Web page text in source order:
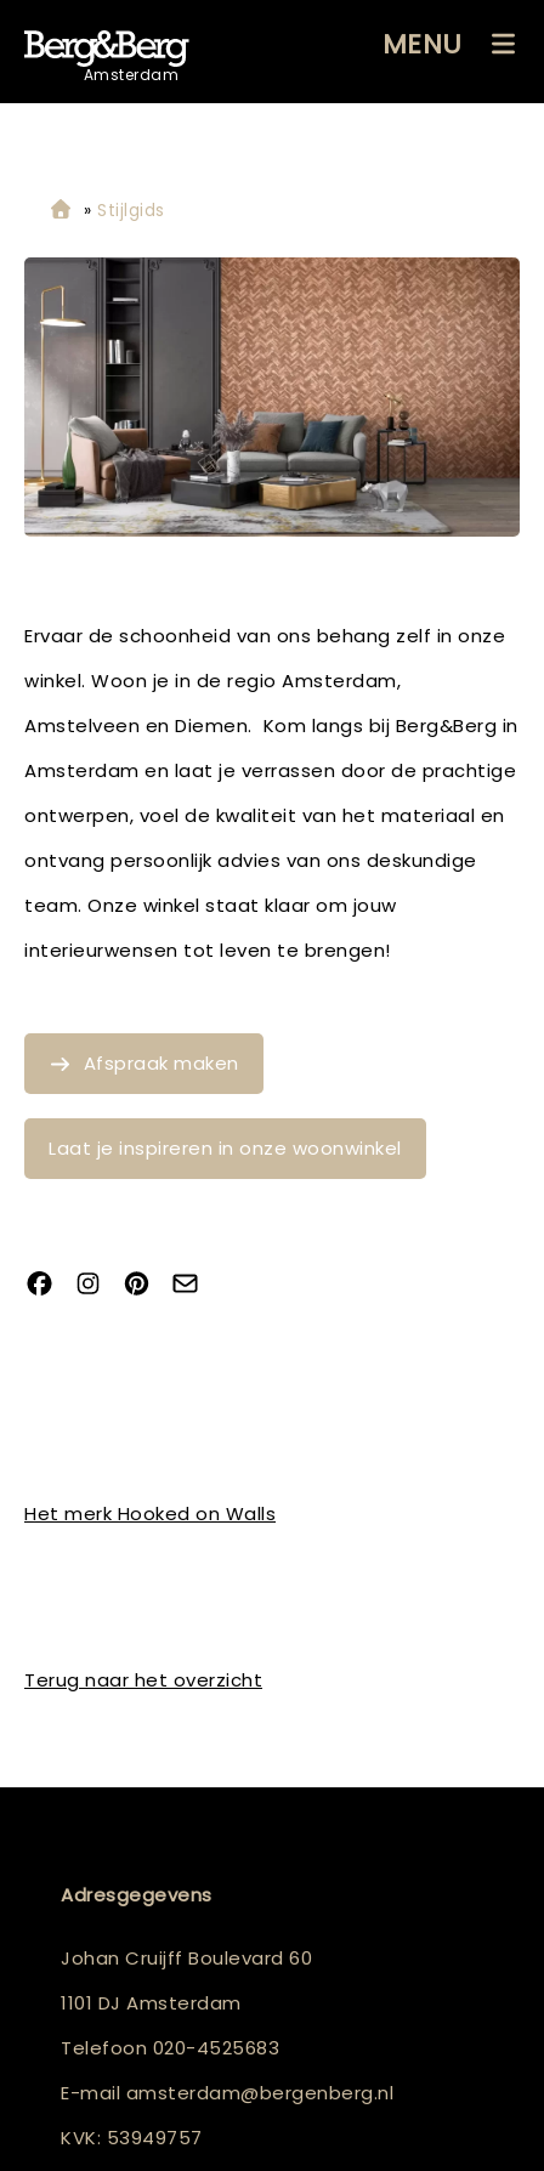
Amsterdam
MENU
» Stijlgids
Ervaar de schoonheid van ons behang zelf in onze
winkel. Woon je in de regio Amsterdam,
Amstelveen en Diemen. Kom langs bij Berg&Berg in
Amsterdam en laat je verrassen door de prachtige
ontwerpen, voel de kwaliteit van het materiaal en
ontvang persoonlijk advies van ons deskundige
team. Onze winkel staat klaar om jouw
interieurwensen tot leven te brengen!
Afspraak maken
Laat je inspireren in onze woonwinkel
Het merk Hooked on Walls
Terug naar het overzicht
Adresgegevens
Johan Cruijff Boulevard 60
1101 DJ Amsterdam
Telefoon 020-4525683
E-mail amsterdam@bergenberg.nl
KVK: 53949757